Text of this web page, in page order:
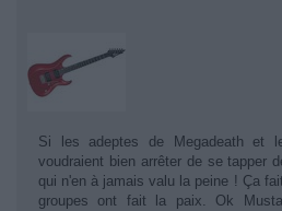
Si les adeptes de Megadeath et
voudraient bien arrêter de se tapper
qui n'en à jamais valu la peine ! Ça
groupes ont fait la paix. Ok